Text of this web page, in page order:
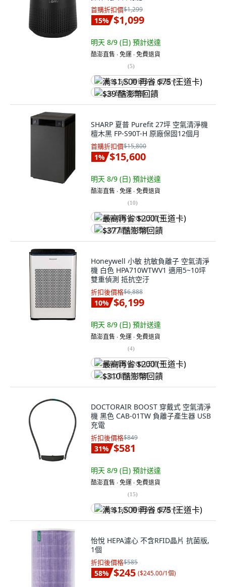
首購折扣價$1,299
15% $1,099
明天 8/9 (日) 預計送達
酷澎直售 ∙ 免運 ∙ 免費退貨
(5)
满 $1,500 再省 $75 (王道卡)
$39 酷澎幣回饋
SHARP 夏普 Purefit 27坪 空氣清淨機
檀木黑 FP-S90T-H 原廠保固12個月
首購折扣價$15,800
1% $15,600
明天 8/9 (日) 預計送達
酷澎直售 ∙ 免運 ∙ 免費退貨
(10)
最高再省 $200 (王道卡)
$377 酷澎幣回饋
Honeywell 小敏 抗敏負離子 空氣清淨
機 白色 HPA710WTWV1 適用5~10坪
雙重偵測 抵抗空汙
折扣後價格$6,888
10% $6,199
明天 8/9 (日) 預計送達
酷澎直售 ∙ 免運 ∙ 免費退貨
(4)
最高再省 $200 (王道卡)
$310 酷澎幣回饋
DOCTORAIR BOOST 穿戴式 空氣清淨
機 黑色 CAB-01TW 負離子產生器 USB
充電
折扣後價格$849
31% $581
明天 8/9 (日) 預計送達
酷澎直售 ∙ 免運 ∙ 免費退貨
(15)
满 $1,500 再省 $75 (王道卡)
怡悅 HEPA濾心 不含RFID晶片 抗菌版,
1個
折扣後價格$585
58% $245 ($245.00/1個)